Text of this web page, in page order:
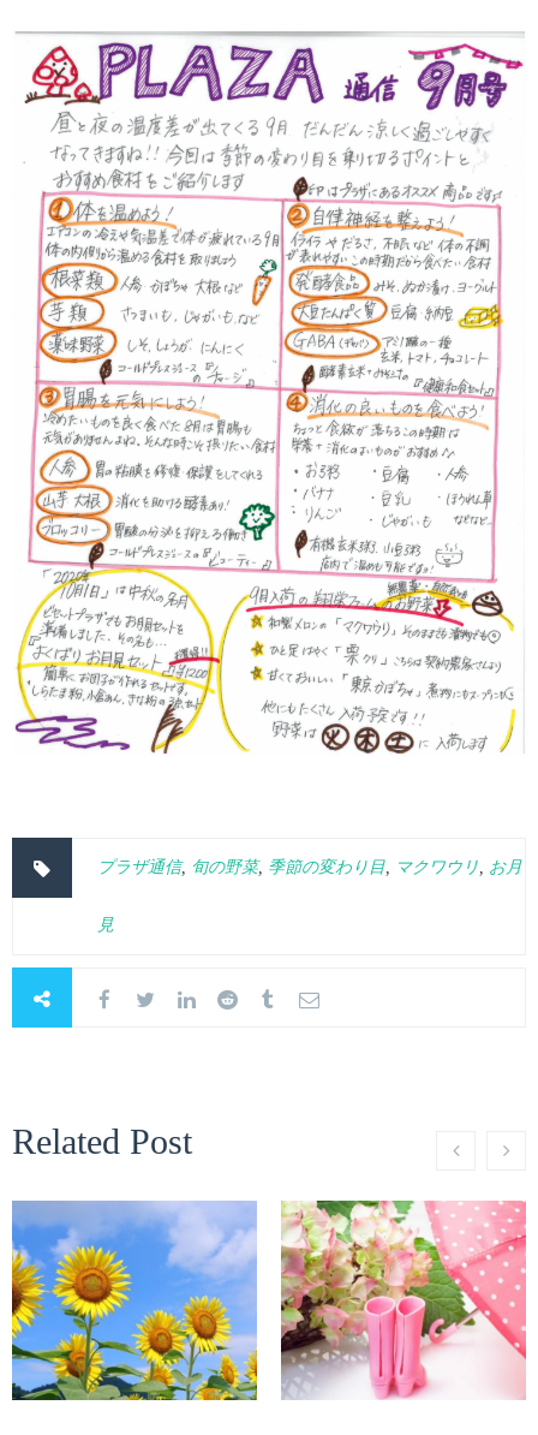
プラザ通信, 旬の野菜, 季節の変わり目 マクワウリ お月
見
Related Post